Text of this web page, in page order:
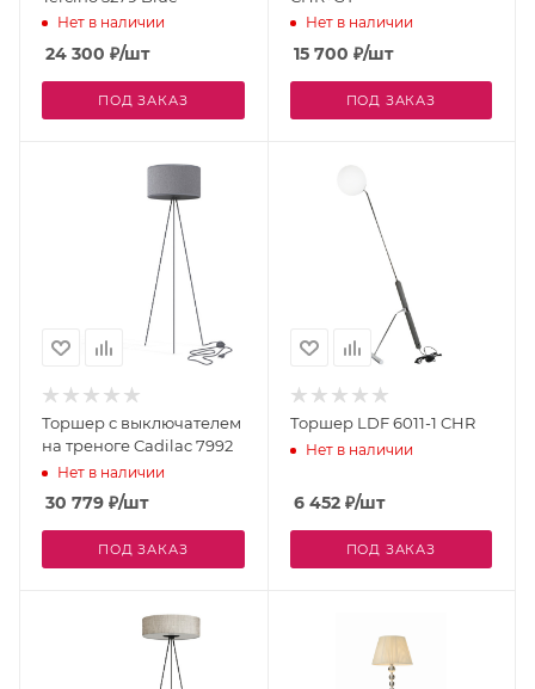
Нет в наличии
24 300 ₽/шт
ПОД ЗАКАЗ
Нет в наличии
15 700 ₽/шт
ПОД ЗАКАЗ
Торшер с выключателем
на треноге Cadilac 7992
Нет в наличии
30 779 ₽/шт
ПОД ЗАКАЗ
Торшер LDF 6011-1 CHR
Нет в наличии
6 452₽/шт
ПОД ЗАКАЗ